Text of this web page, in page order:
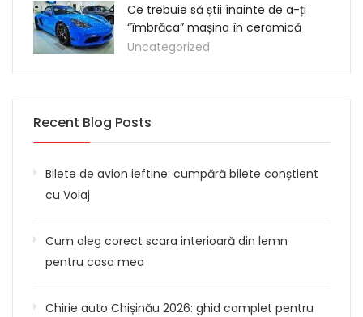
Ce trebuie să știi înainte de a-ți
“îmbrăca” mașina în ceramică
Uncategorized
Recent Blog Posts
Bilete de avion ieftine: cumpără bilete conștient
cu Voiaj
Cum aleg corect scara interioară din lemn
pentru casa mea
Chirie auto Chișinău 2026: ghid complet pentru